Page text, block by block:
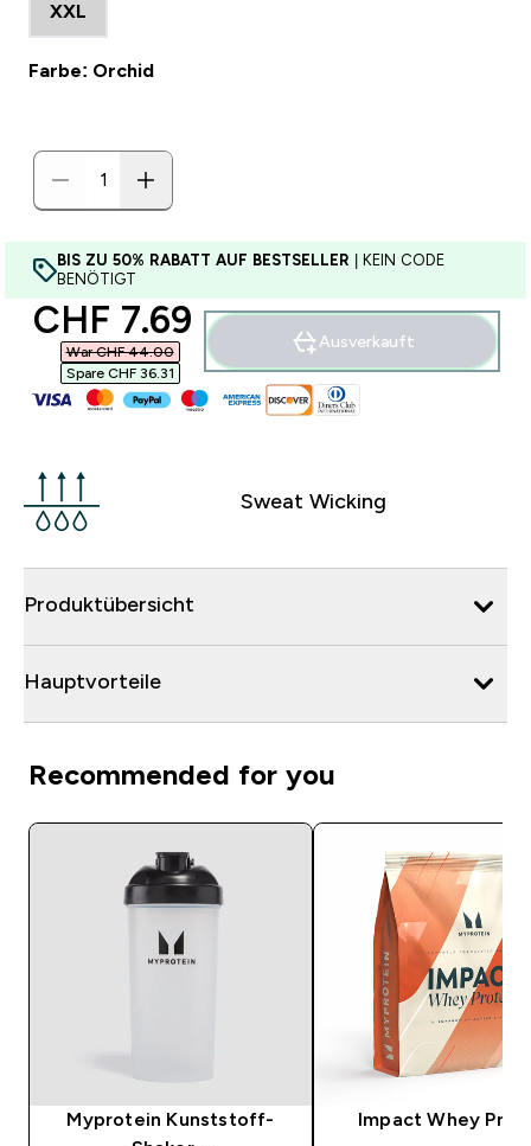
XXL
Farbe: Orchid
BIS ZU 50% RABATT AUF BESTSELLER | KEIN CODE
BENÖTIGT
discounted price
CHF 7.69‎
War CHF 44.00‎
Spare CHF 36.31‎
Ausverkauft
Sweat Wicking
Produktübersicht
Hauptvorteile
Recommended for you
Myprotein Kunststoff-
Impact Whey